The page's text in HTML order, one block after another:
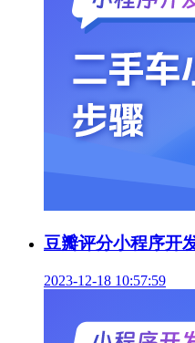
豆瓣评分小程序开
2023-12-18 10:57:59